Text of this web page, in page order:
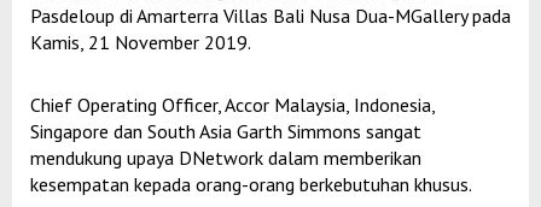
Pasdeloup di Amarterra Villas Bali Nusa Dua-MGallery pada
Kamis, 21 November 2019.
Chief Operating Officer, Accor Malaysia, Indonesia,
Singapore dan South Asia Garth Simmons sangat
mendukung upaya DNetwork dalam memberikan
kesempatan kepada orang-orang berkebutuhan khusus.